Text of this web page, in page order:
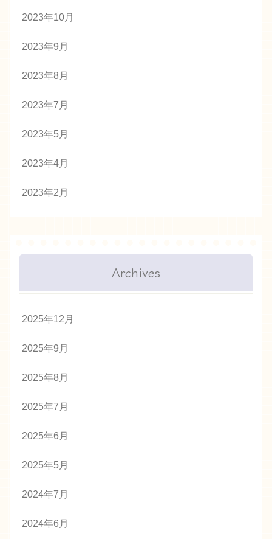
2023年10月
2023年9月
2023年8月
2023年7月
2023年5月
2023年4月
2023年2月
Archives
2025年12月
2025年9月
2025年8月
2025年7月
2025年6月
2025年5月
2024年7月
2024年6月